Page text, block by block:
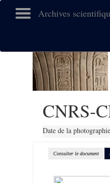
Archives
CNRS-
Date de la
Consulter le document